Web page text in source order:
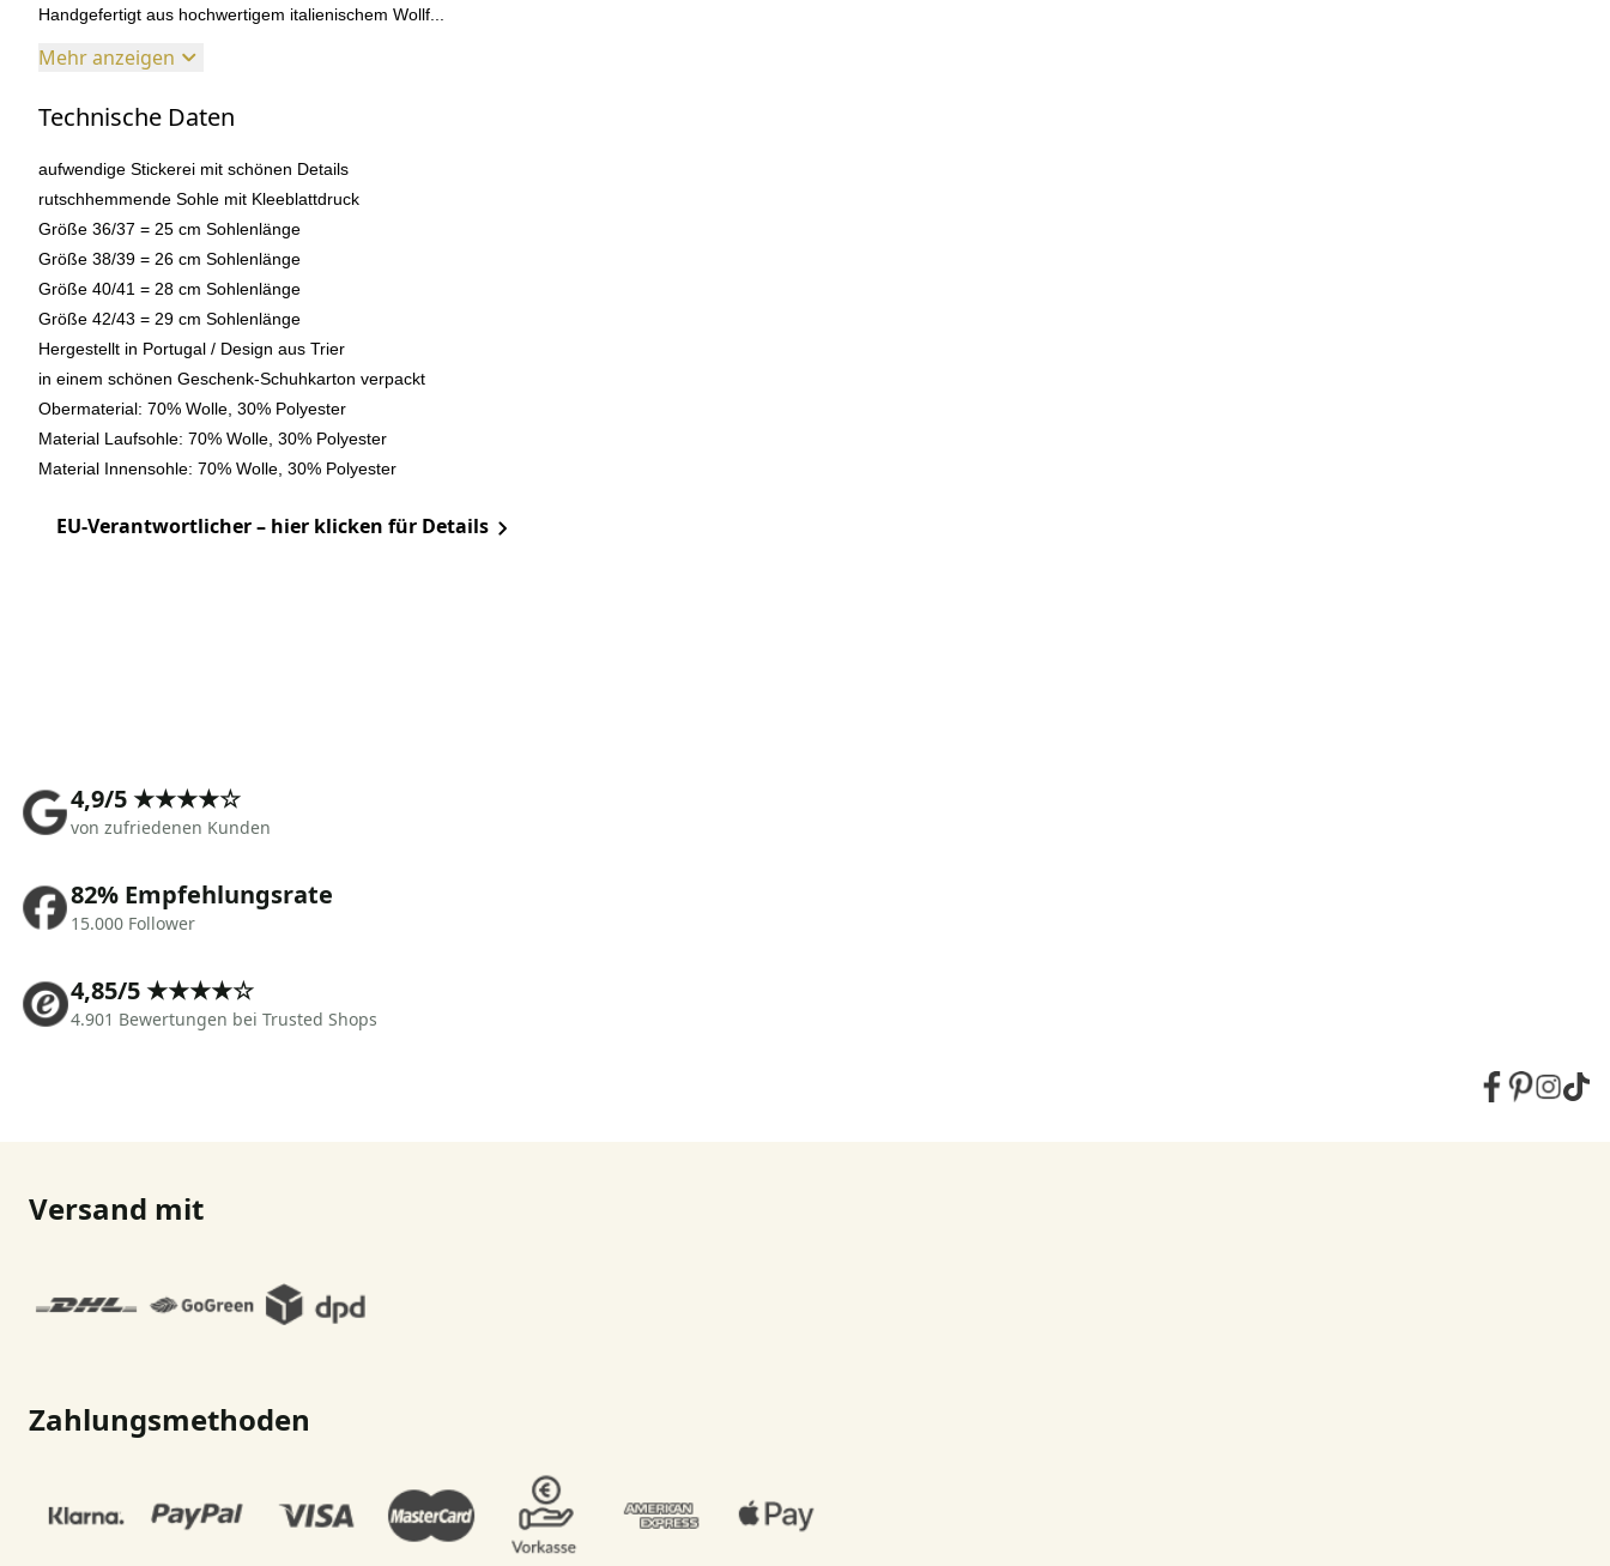
Handgefertigt aus hochwertigem italienischem Wollf...
Mehr anzeigen
Technische Daten
aufwendige Stickerei mit schönen Details
rutschhemmende Sohle mit Kleeblattdruck
Größe 36/37 = 25 cm Sohlenlänge
Größe 38/39 = 26 cm Sohlenlänge
Größe 40/41 = 28 cm Sohlenlänge
Größe 42/43 = 29 cm Sohlenlänge
Hergestellt in Portugal / Design aus Trier
in einem schönen Geschenk-Schuhkarton verpackt
Obermaterial: 70% Wolle, 30% Polyester
Material Laufsohle: 70% Wolle, 30% Polyester
Material Innensohle: 70% Wolle, 30% Polyester
EU-Verantwortlicher – hier klicken für Details
4,9/5 ★★★★☆
von zufriedenen Kunden
82% Empfehlungsrate
15.000 Follower
4,85/5 ★★★★☆
4.901 Bewertungen bei Trusted Shops
Versand mit
Zahlungsmethoden